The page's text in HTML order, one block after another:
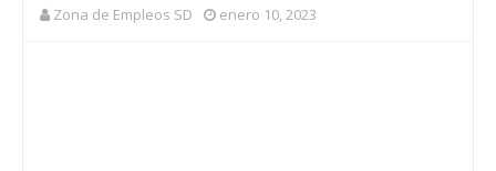
Zona de Empleos SD enero 10, 2023